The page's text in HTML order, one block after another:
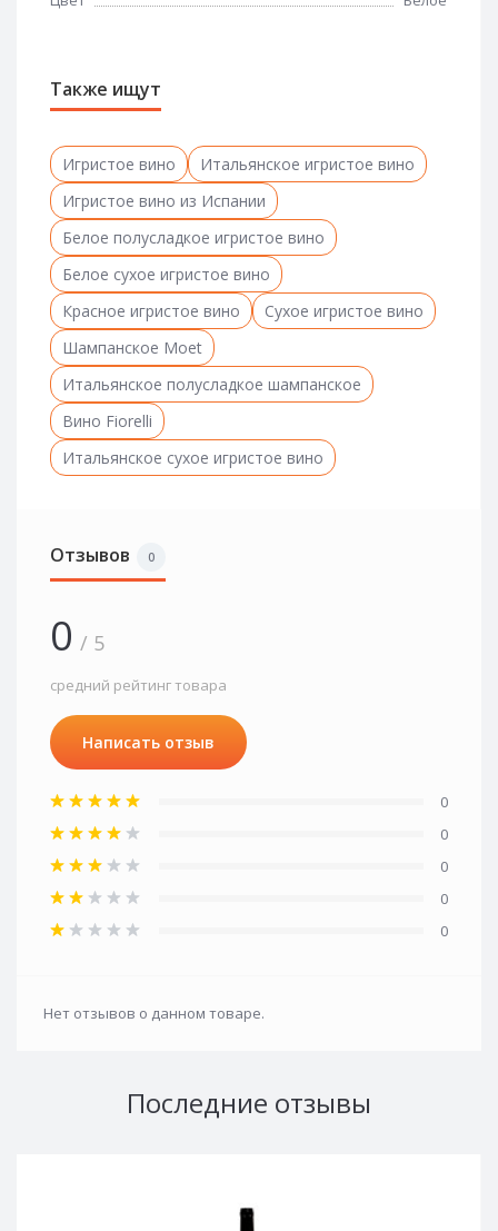
Также ищут
Игристое вино
Итальянское игристое вино
Игристое вино из Испании
Белое полусладкое игристое вино
Белое сухое игристое вино
Красное игристое вино
Сухое игристое вино
Шампанское Moet
Итальянское полусладкое шампанское
Вино Fiorelli
Итальянское сухое игристое вино
Отзывов 0
0 / 5
средний рейтинг товара
Написать отзыв
0
0
0
0
0
Нет отзывов о данном товаре.
Последние отзывы